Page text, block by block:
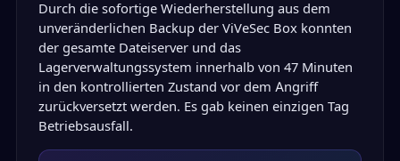
Durch die sofortige Wiederherstellung aus dem
unveränderlichen Backup der ViVeSec Box konnten
der gesamte Dateiserver und das
Lagerverwaltungssystem innerhalb von 47 Minuten
in den kontrollierten Zustand vor dem Angriff
zurückversetzt werden. Es gab keinen einzigen Tag
Betriebsausfall.